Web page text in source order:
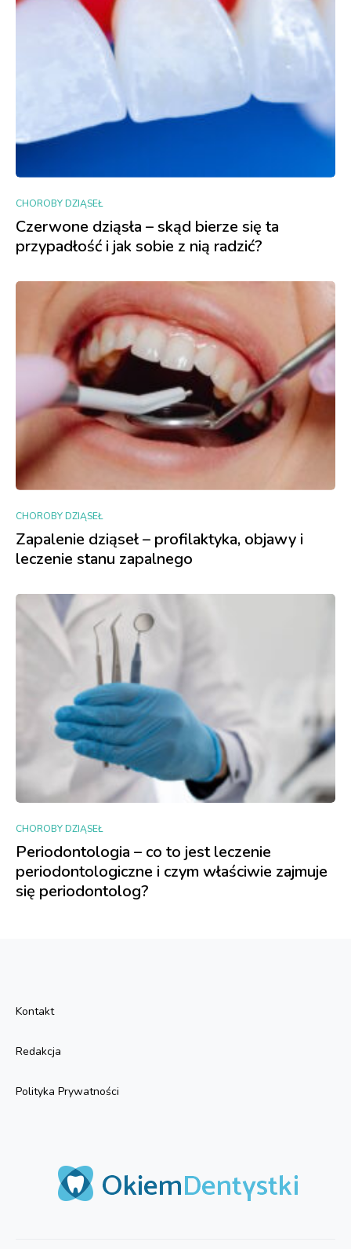
CHOROBY DZIĄSEŁ
Czerwone dziąsła – skąd bierze się ta
przypadłość i jak sobie z nią radzić?
CHOROBY DZIĄSEŁ
Zapalenie dziąseł – profilaktyka, objawy i
leczenie stanu zapalnego
CHOROBY DZIĄSEŁ
Periodontologia – co to jest leczenie
periodontologiczne i czym właściwie zajmuje
się periodontolog?
Kontakt
Redakcja
Polityka Prywatności